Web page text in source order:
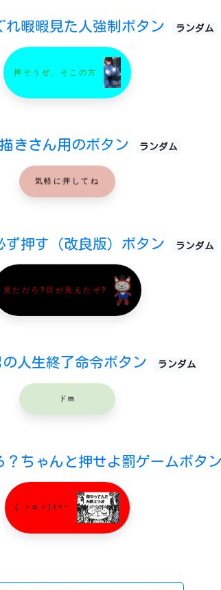
れ暇暇見た人強制ボタン ランダム
押そうぜ、そこの方
きさん用のボタン ランダム
気軽に押してね
ず押す（改良版）ボタン ランダム
見ただろ?目が見えたぞ?
の人生終了命令ボタン ランダム
ドm
？ちゃんと押せよ罰ゲームボタ
( ＞o＜)ｷｬｰ